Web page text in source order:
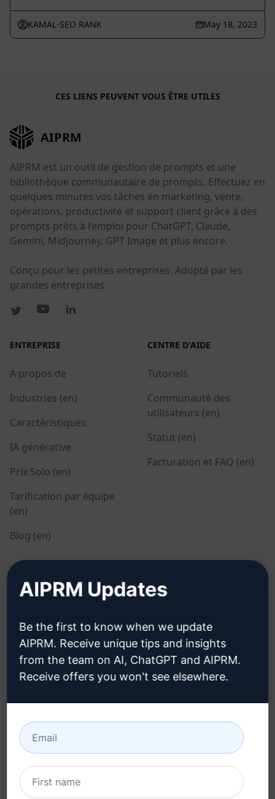
KAMAL-SEO RANK May 18, 2023
CES LIENS PEUVENT VOUS ÊTRE UTILES
AIPRM
AIPRM est un outil de gestion de prompts et une
bibliothèque communautaire de prompts. Effectuez en
quelques minutes vos tâches en marketing, vente,
opérations, productivité et support client grâce à des
prompts prêts à l’emploi pour ChatGPT, Claude,
Gemini, Midjourney, GPT Image et plus encore.
Conçu pour les petites entreprises. Adopté par les
grandes entreprises.
ENTREPRISE
A propos de
Industries (en)
Caractéristiques
IA générative
Prix Solo (en)
Tarification par équipe
(en)
Blog (en)
CENTRE D'AIDE
Tutoriels
Communauté des
utilisateurs (en)
Statut (en)
Facturation et FAQ (en)
confidentialité (en)
Politique d'utilisation
acceptable (en)
Conditions d'utilisation
(en)
Termes relatifs aux
extensions de navigateur
(en)
Conditions de
facturation (en)
Google Chrome
Microsoft Edge
AIPRM Updates
Be the first to know when we update
AIPRM. Receive unique tips and insights
from the team on AI, ChatGPT and AIPRM.
Receive offers you won't see elsewhere.